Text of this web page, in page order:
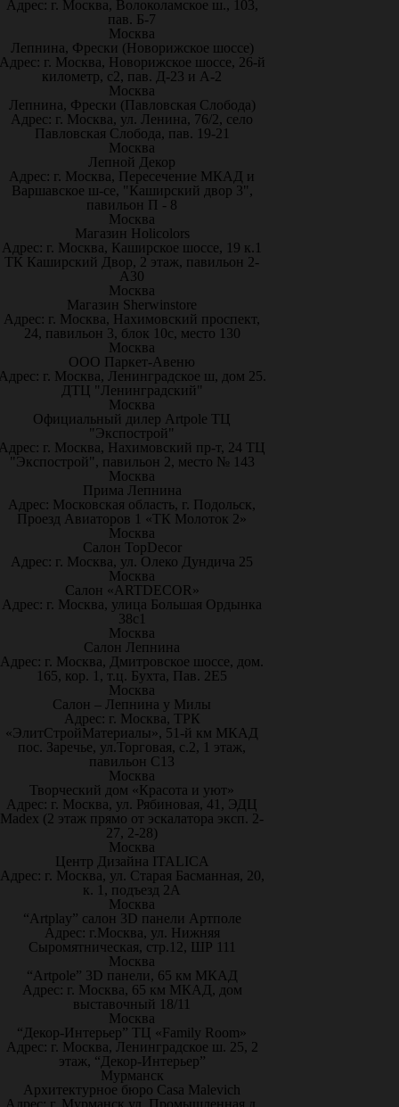
Адрес: г. Москва, Волоколамское ш., 103,
пав. Б-7
Москва
Лепнина, Фрески (Новорижское шоссе)
г. Москва, Новорижское шоссе, 26-й
километр, с2, пав. Д-23 и А-2
Москва
Лепнина, Фрески (Павловская Слобода)
Адрес: г. Москва, ул. Ленина, 76/2, село
Павловская Слобода, пав. 19-21
Москва
Лепной Декор
Адрес: г. Москва, Пересечение МКАД и
Варшавское ш-се, "Каширский двор 3",
павильон П - 8
Москва
Магазин Holicolors
Адрес: г. Москва, Каширское шоссе, 19 к.1
ТК Каширский Двор, 2 этаж, павильон 2-
А30
Москва
Магазин Sherwinstore
Адрес: г. Москва, Нахимовский проспект,
24, павильон 3, блок 10с, место 130
Москва
ООО Паркет-Авeню
г. Москва, Ленинградское ш, дом 25.
ДТЦ "Ленинградский"
Москва
Официальный дилер Artpole ТЦ
"Экспострой"
г. Москва, Нахимовский пр-т, 24 ТЦ
"Экспострой", павильон 2, место № 143
Москва
Прима Лепнина
Адрес: Московская область, г. Подольск,
Проезд Авиаторов 1 «ТК Молоток 2»
Москва
Салон TopDecor
Адрес: г. Москва, ул. Олеко Дундича 25
Москва
Салон «ARTDECOR»
Адрес: г. Москва, улица Большая Ордынка
38с1
Москва
Салон Лепнина
Адрес: г. Москва, Дмитровское шоссе, дом.
165, кор. 1, т.ц. Бухта, Пав. 2Е5
Москва
Салон – Лепнина у Милы
Адрес: г. Москва, ТРК
«ЭлитСтройМатериалы», 51-й км МКАД
пос. Заречье, ул.Торговая, с.2, 1 этаж,
павильон С13
Москва
Творческий дом «Красота и уют»
Адрес: г. Москва, ул. Рябиновая, 41, ЭДЦ
Madex (2 этаж прямо от эскалатора эксп. 2-
27, 2-28)
Москва
Центр Дизайна ITALICA
Адрес: г. Москва, ул. Старая Басманная, 20,
к. 1, подъезд 2А
Москва
“Artplay” салон 3D панели Артполе
Адрес: г.Москва, ул. Нижняя
Сыромятническая, стр.12, ШР 111
Москва
“Artpole” 3D панели, 65 км МКАД
Адрес: г. Москва, 65 км МКАД, дом
выставочный 18/11
Москва
“Декор-Интерьер” ТЦ «Family Room»
Адрес: г. Москва, Ленинградское ш. 25, 2
этаж, “Декор-Интерьер”
Мурманск
Архитектурное бюро Casa Malevich
Адрес: г. Мурманск ул. Промышленная д.